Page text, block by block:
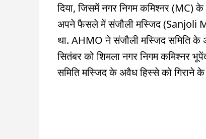
दिया, जिसमें नगर निगम कमिश्नर (MC)
अपने फैसले में संजौली मस्जिद (Sanjoli
था. AHMO ने संजौली मस्जिद समिति के
सितंबर को शिमला नगर निगम कमिश्नर
समिति मस्जिद के अवैध हिस्से को गिराने के